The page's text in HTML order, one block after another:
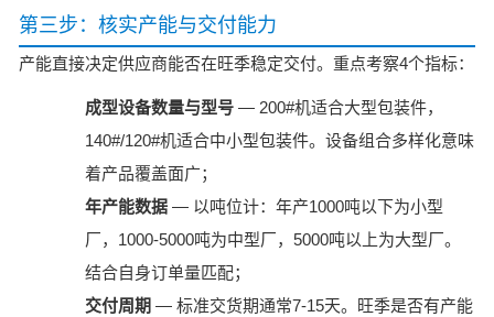
第三步：核实产能与交付能力
产能直接决定供应商能否在旺季稳定交付。重点考察4个指标：
成型设备数量与型号 — 200#机适合大型包装件，
140#/120#机适合中小型包装件。设备组合多样化意味
着产品覆盖面广；
年产能数据 — 以吨位计：年产1000吨以下为小型
厂，1000-5000吨为中型厂，5000吨以上为大型厂。
结合自身订单量匹配；
交付周期 — 标准交货期通常7-15天。旺季是否有产能